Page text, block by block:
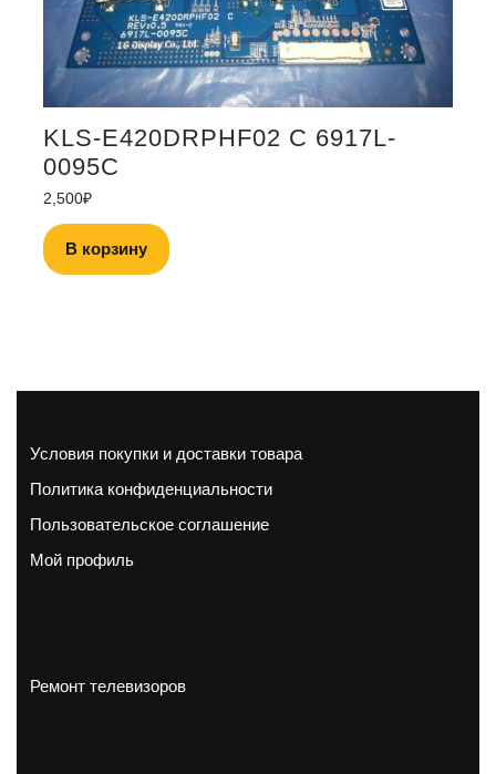
KLS-E420DRPHF02 C 6917L-
0095C
2,500₽
В корзину
Условия покупки и доставки товара
Политика конфиденциальности
Пользовательское соглашение
Мой профиль
Ремонт телевизоров